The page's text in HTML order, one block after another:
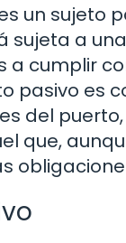
un sujeto
a
cumplir
pasivo es
del
que,